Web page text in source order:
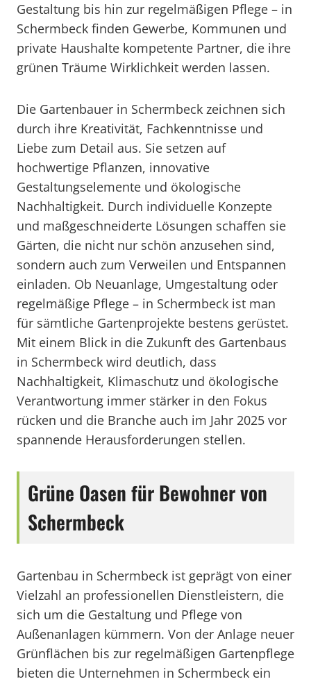
Gestaltung bis hin zur regelmäßigen Pflege – in
Schermbeck finden Gewerbe, Kommunen und
private Haushalte kompetente Partner, die ihre
grünen Träume Wirklichkeit werden lassen.
Die Gartenbauer in Schermbeck zeichnen sich
durch ihre Kreativität, Fachkenntnisse und
Liebe zum Detail aus. Sie setzen auf
hochwertige Pflanzen, innovative
Gestaltungselemente und ökologische
Nachhaltigkeit. Durch individuelle Konzepte
und maßgeschneiderte Lösungen schaffen sie
Gärten, die nicht nur schön anzusehen sind,
sondern auch zum Verweilen und Entspannen
einladen. Ob Neuanlage, Umgestaltung oder
regelmäßige Pflege – in Schermbeck ist man
für sämtliche Gartenprojekte bestens gerüstet.
Mit einem Blick in die Zukunft des Gartenbaus
in Schermbeck wird deutlich, dass
Nachhaltigkeit, Klimaschutz und ökologische
Verantwortung immer stärker in den Fokus
rücken und die Branche auch im Jahr 2025 vor
spannende Herausforderungen stellen.
Grüne Oasen für Bewohner von
Schermbeck
Gartenbau in Schermbeck ist geprägt von einer
Vielzahl an professionellen Dienstleistern, die
sich um die Gestaltung und Pflege von
Außenanlagen kümmern. Von der Anlage neuer
Grünflächen bis zur regelmäßigen Gartenpflege
bieten die Unternehmen in Schermbeck ein